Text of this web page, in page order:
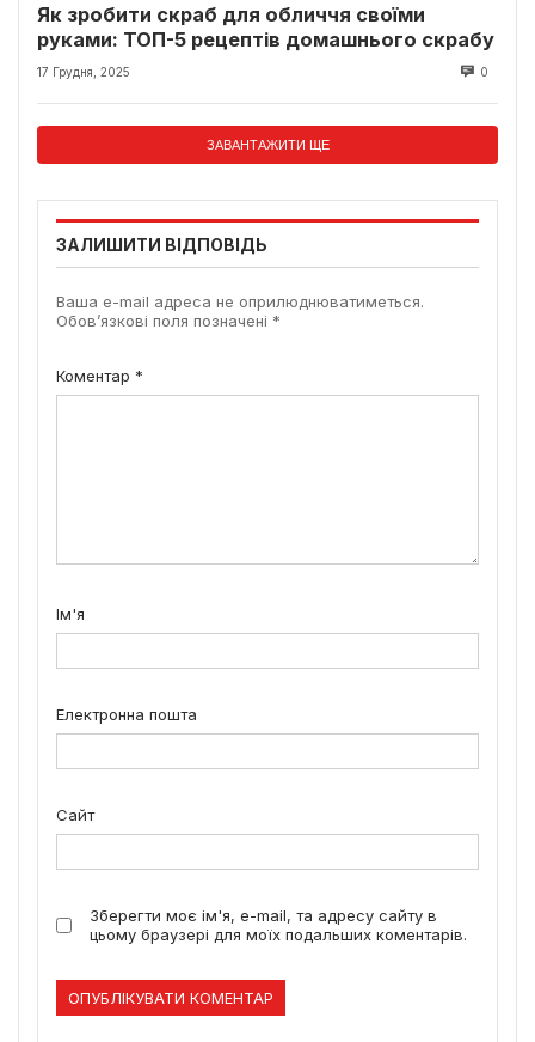
Як зробити скраб для обличчя своїми
руками: ТОП-5 рецептів домашнього скрабу
17 Грудня, 2025 0
ЗАВАНТАЖИТИ ЩЕ
ЗАЛИШИТИ ВІДПОВІДЬ
Ваша e-mail адреса не оприлюднюватиметься.
Обов’язкові поля позначені *
Коментар *
Ім'я
Електронна пошта
Сайт
Зберегти моє ім'я, e-mail, та адресу сайту в
цьому браузері для моїх подальших коментарів.